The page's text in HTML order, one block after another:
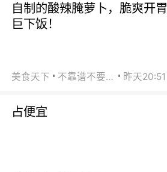
自制的酸辣腌萝卜，脆爽开胃
巨下饭！
美食天下 不靠谱不要联系 昨天20:51
占便宜